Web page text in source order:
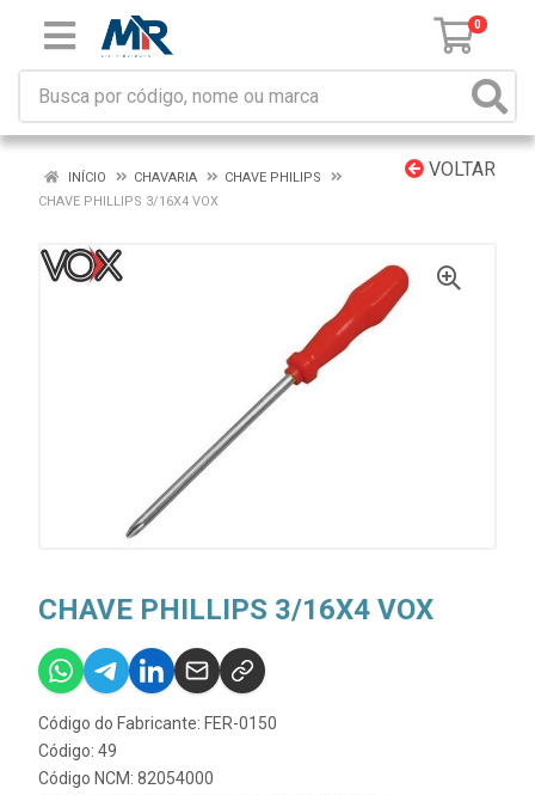
0
VOLTAR
INÍCIO CHAVARIA
CHAVE PHILIPS
CHAVE PHILLIPS 3/16X4 VOX
CHAVE PHILLIPS 3/16X4 VOX
Código do Fabricante: FER-0150
Código: 49
Código NCM: 82054000